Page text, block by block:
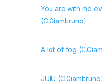
You are with me
(C.Giambruno)
A lot of fog
JUIU (C.Giambruno)